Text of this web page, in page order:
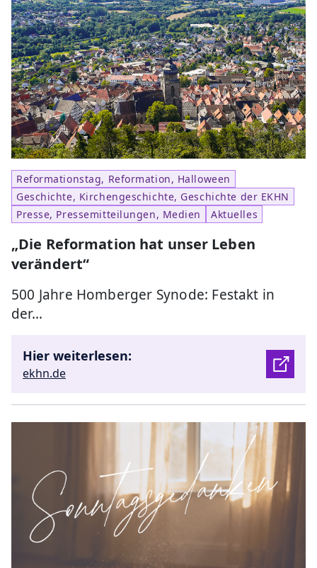
Reformationstag, Reformation, Halloween
Geschichte, Kirchengeschichte, Geschichte der EKHN
Presse, Pressemitteilungen, Medien
Aktuelles
„Die Reformation hat unser Leben
verändert“
500 Jahre Homberger Synode: Festakt in
der…
Hier weiterlesen:
ekhn.de